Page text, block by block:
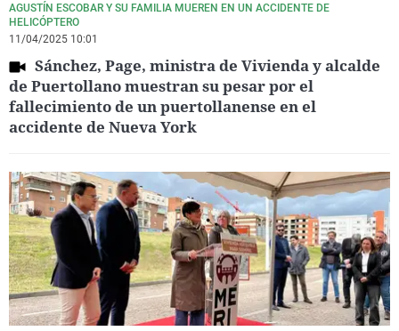
AGUSTÍN ESCOBAR Y SU FAMILIA MUEREN EN UN ACCIDENTE DE
HELICÓPTERO
11/04/2025 10:01
Sánchez, Page, ministra de Vivienda y alcalde
de Puertollano muestran su pesar por el
fallecimiento de un puertollanense en el
accidente de Nueva York